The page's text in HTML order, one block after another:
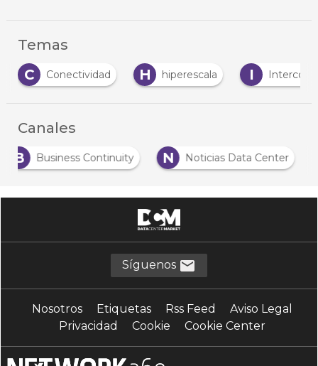
Temas
C
Conectividad H hiperescala I
Canales
B
Business Continuity N Noticias Data Center
Síguenos
Nosotros Etiquetas Rss Feed
Aviso Legal
Privacidad
Cookie Cookie Center